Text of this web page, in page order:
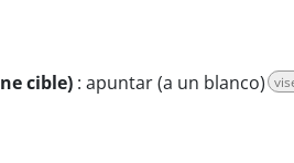
cible) : apuntar (a un blanco)